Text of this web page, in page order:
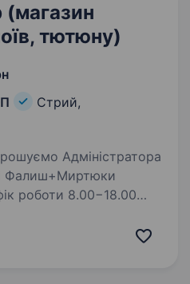
(магазин
тютюну)
Стрий,
Фалиш+Миртюки
роботи 8.00−18.00
Робота